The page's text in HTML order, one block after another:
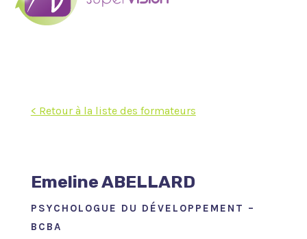
< Retour à la liste des formateurs
Emeline ABELLARD
PSYCHOLOGUE DU DÉVELOPPEMENT –
BCBA